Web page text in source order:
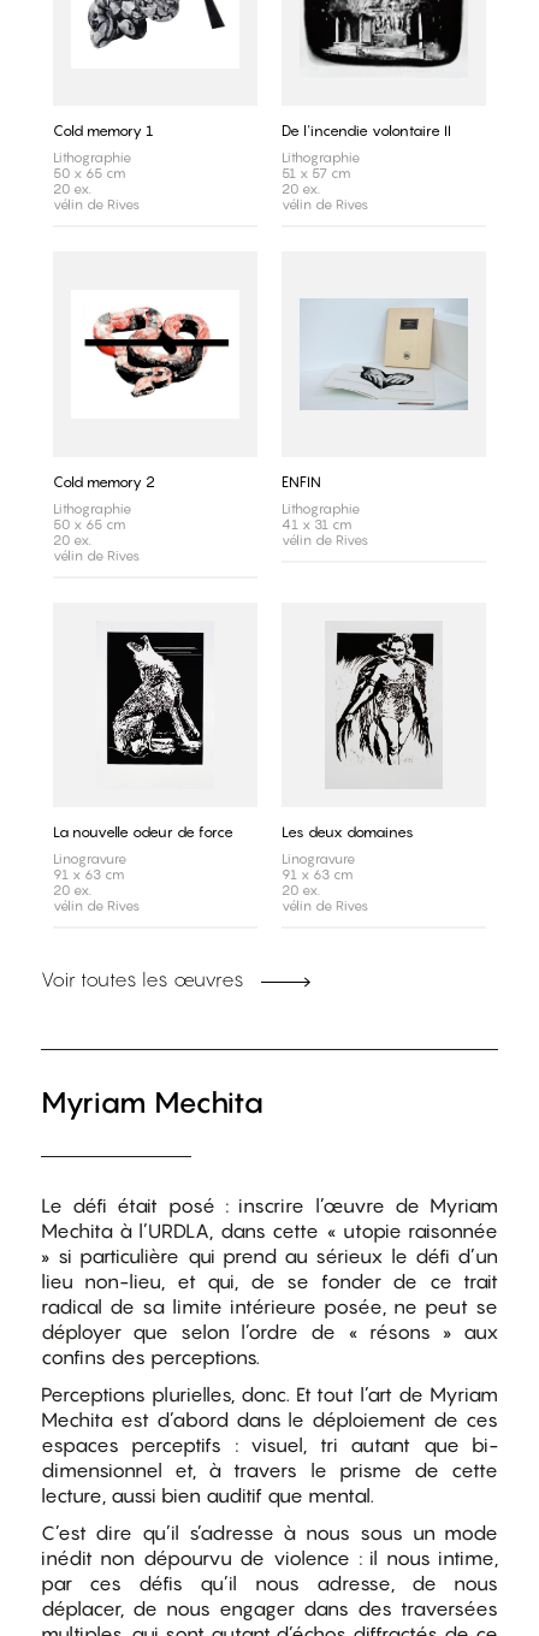
Cold memory 1
Lithographie
50 x 65 cm
20 ex.
vélin de Rives
De l'incendie volontaire II
Lithographie
51 x 57 cm
20 ex.
vélin de Rives
Cold memory 2
Lithographie
50 x 65 cm
20 ex.
vélin de Rives
ENFIN
Lithographie
41 x 31 cm
vélin de Rives
La nouvelle odeur de force
Linogravure
91 x 63 cm
20 ex.
vélin de Rives
Les deux domaines
Linogravure
91 x 63 cm
20 ex.
vélin de Rives
Voir toutes les œuvres
Myriam Mechita
Le défi était posé : inscrire l’œuvre de Myriam
Mechita à l’URDLA, dans cette « utopie raisonnée
» si particulière qui prend au sérieux le défi d’un
lieu non-lieu, et qui, de se fonder de ce trait
radical de sa limite intérieure posée, ne peut se
déployer que selon l’ordre de « résons » aux
confins des perceptions.
Perceptions plurielles, donc. Et tout l’art de Myriam
Mechita est d’abord dans le déploiement de ces
espaces perceptifs : visuel, tri autant que bi-
dimensionnel et, à travers le prisme de cette
lecture, aussi bien auditif que mental.
C’est dire qu’il s’adresse à nous sous un mode
inédit non dépourvu de violence : il nous intime,
par ces défis qu’il nous adresse, de nous
déplacer, de nous engager dans des traversées